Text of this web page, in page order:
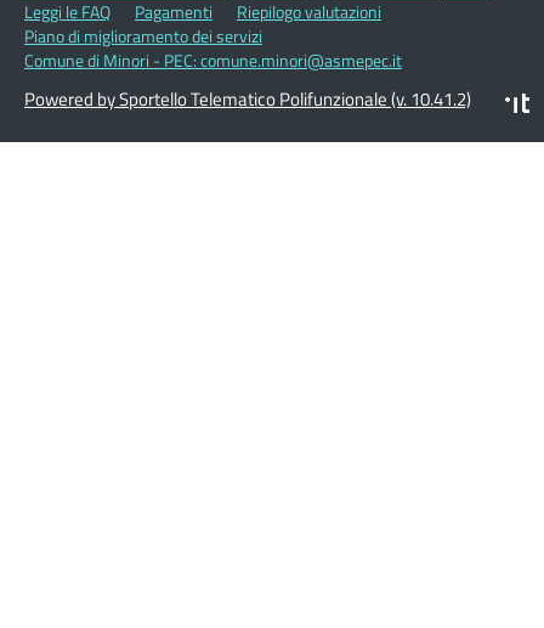
Leggi le FAQ
Pagamenti
Riepilogo valutazioni
Piano di miglioramento dei servizi
Comune di Minori - PEC: comune.minori@asmepec.it
Powered by Sportello Telematico Polifunzionale (v. 10.41.2)